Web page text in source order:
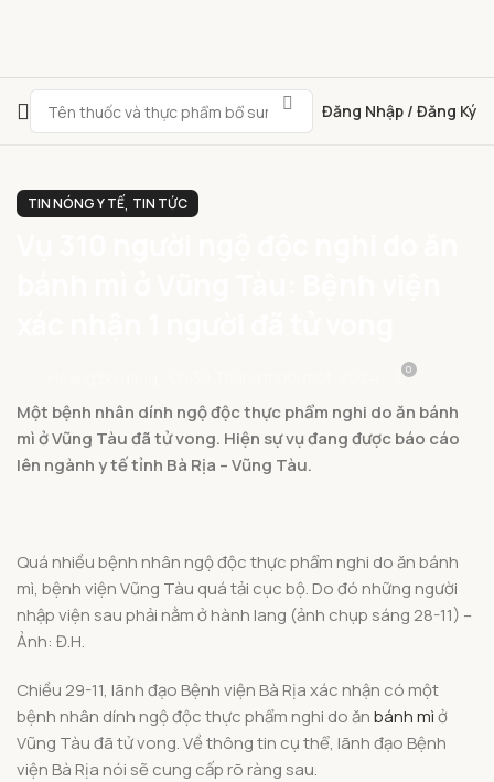
Đăng Nhập / Đăng Ký
TIN NÓNG Y TẾ, TIN TỨC
0
Một bệnh nhân dính ngộ độc thực phẩm nghi do ăn bánh
mì ở Vũng Tàu đã tử vong. Hiện sự vụ đang được báo cáo
lên ngành y tế tỉnh Bà Rịa – Vũng Tàu.
Quá nhiều bệnh nhân ngộ độc thực phẩm nghi do ăn bánh
mì, bệnh viện Vũng Tàu quá tải cục bộ. Do đó những người
nhập viện sau phải nằm ở hành lang (ảnh chụp sáng 28-11) –
Ảnh: Đ.H.
Chiều 29-11, lãnh đạo Bệnh viện Bà Rịa xác nhận có một
bệnh nhân dính ngộ độc thực phẩm nghi do ănbánh mìở
Vũng Tàu đã tử vong. Về thông tin cụ thể, lãnh đạo Bệnh
viện Bà Rịa nói sẽ cung cấp rõ ràng sau.